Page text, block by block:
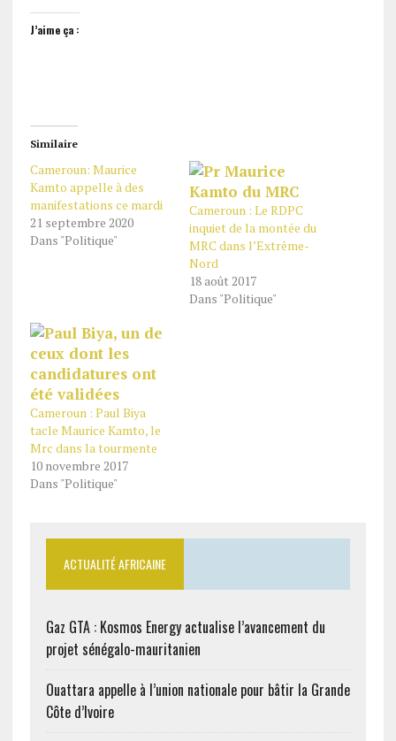
J’aime ça :
Similaire
Cameroun: Maurice
Kamto appelle à des
manifestations ce mardi
21 septembre 2020
Dans "Politique"
Cameroun : Le RDPC
inquiet de la montée du
MRC dans l’Extrême-
Nord
18 août 2017
Dans "Politique"
Cameroun : Paul Biya
tacle Maurice Kamto, le
Mrc dans la tourmente
10 novembre 2017
Dans "Politique"
ACTUALITÉ AFRICAINE
Gaz GTA : Kosmos Energy actualise l’avancement du
projet sénégalo-mauritanien
Ouattara appelle à l’union nationale pour bâtir la Grande
Côte d’Ivoire